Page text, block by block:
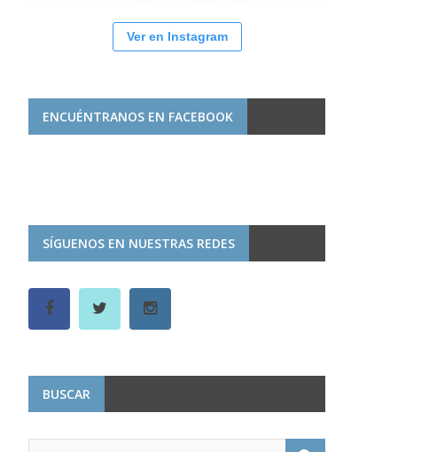
Ver en Instagram
ENCUÉNTRANOS EN FACEBOOK
SÍGUENOS EN NUESTRAS REDES
BUSCAR